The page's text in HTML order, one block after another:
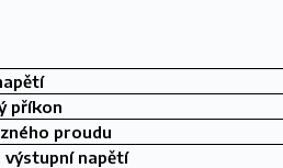
příkon
proudu
výstupní napětí